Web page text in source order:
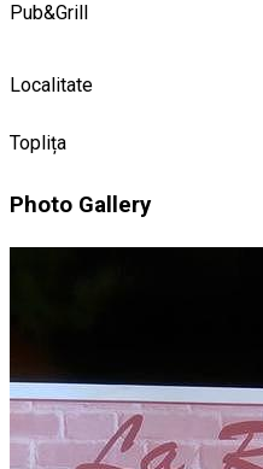
Pub&Grill
Localitate
Toplița
Photo Gallery